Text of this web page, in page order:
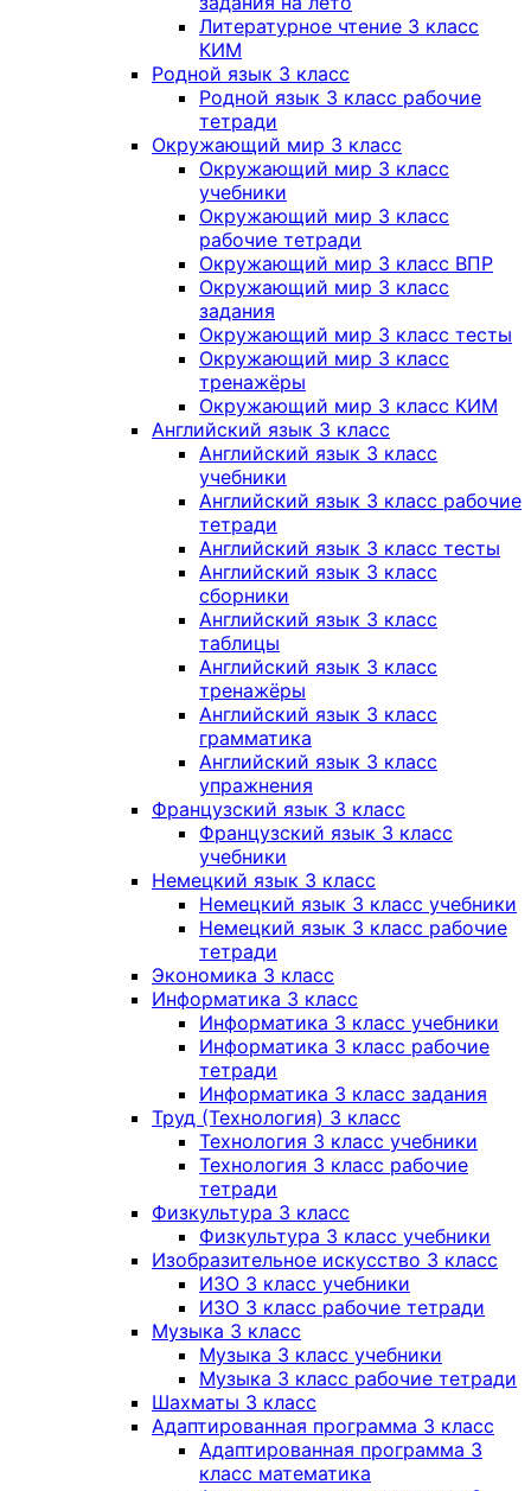
Литературное чтение 3 класс
КИМ
Родной язык 3 класс
Родной язык 3 класс рабочие
тетради
Окружающий мир 3 класс
Окружающий мир 3 класс
учебники
Окружающий мир 3 класс
рабочие тетради
Окружающий мир 3 класс ВПР
Окружающий мир 3 класс
задания
Окружающий мир 3 класс тесты
Окружающий мир 3 класс
тренажёры
Окружающий мир 3 класс КИМ
Английский язык 3 класс
Английский язык 3 класс
учебники
Английский язык 3 класс рабочие
тетради
Английский язык 3 класс тесты
Английский язык 3 класс
сборники
Английский язык 3 класс
таблицы
Английский язык 3 класс
тренажёры
Английский язык 3 класс
грамматика
Английский язык 3 класс
упражнения
Французский язык 3 класс
Французский язык 3 класс
учебники
Немецкий язык 3 класс
Немецкий язык 3 класс учебники
Немецкий язык 3 класс рабочие
тетради
Экономика 3 класс
Информатика 3 класс
Информатика 3 класс учебники
Информатика 3 класс рабочие
тетради
Информатика 3 класс задания
Труд (Технология) 3 класс
Технология 3 класс учебники
Технология 3 класс рабочие
тетради
Физкультура 3 класс
Физкультура 3 класс учебники
Изобразительное искусство 3 класс
ИЗО 3 класс учебники
ИЗО 3 класс рабочие тетради
Музыка 3 класс
Музыка 3 класс учебники
Музыка 3 класс рабочие тетради
Шахматы 3 класс
Адаптированная программа 3 класс
Адаптированная программа 3
класс математика